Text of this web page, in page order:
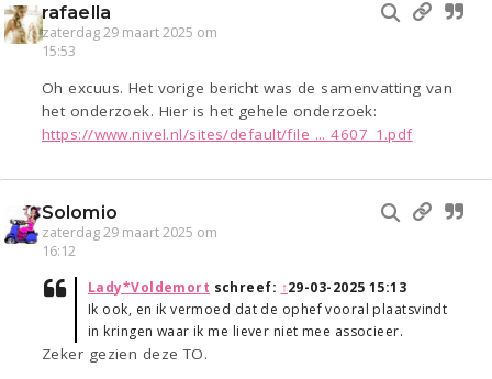
rafaella
zaterdag 29 maart 2025 om
15:53
Oh excuus. Het vorige bericht was de samenvatting van
het onderzoek. Hier is het gehele onderzoek:
https://www.nivel.nl/sites/default/file ... 4607_1.pdf
Solomio
zaterdag 29 maart 2025 om
16:12
Lady*Voldemort schreef: ↑29-03-2025 15:13
Ik ook, en ik vermoed dat de ophef vooral plaatsvindt
in kringen waar ik me liever niet mee associeer.
Zeker gezien deze TO.